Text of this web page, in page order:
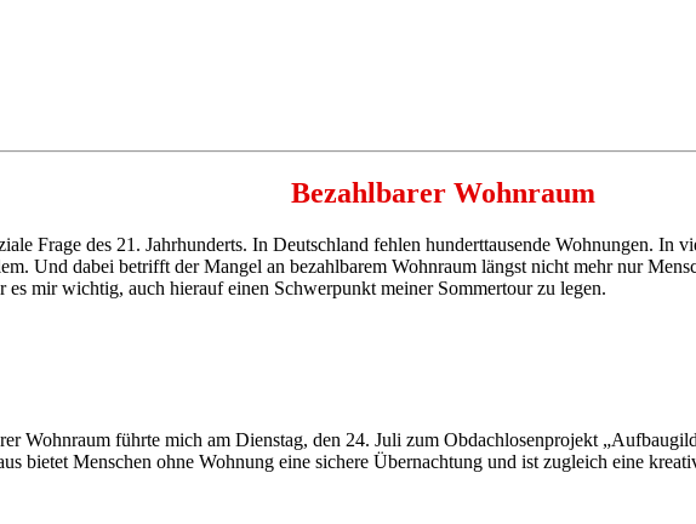
Bezahlbarer Wohnraum
Frage des 21. Jahrhunderts. In Deutschland fehlen hunderttausende Wohnungen. In
Und dabei betrifft der Mangel an bezahlbarem Wohnraum längst nicht mehr nur
es mir wichtig, auch hierauf einen Schwerpunkt meiner Sommertour zu legen.
Wohnraum führte mich am Dienstag, den 24. Juli zum Obdachlosenprojekt
bietet Menschen ohne Wohnung eine sichere Übernachtung und ist zugleich eine